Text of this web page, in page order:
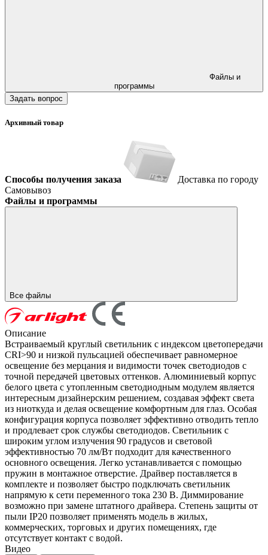
программы
Задать вопрос
Архивный товар
Способы получения заказа
Доставка по городу
Самовывоз
Файлы и программы
Все файлы
Описание
Встраиваемый круглый светильник с индексом цветопередачи
CRI>90 и низкой пульсацией обеспечивает равномерное
освещение без мерцания и видимости точек светодиодов с
точной передачей цветовых оттенков. Алюминиевый корпус
белого цвета с утопленным светодиодным модулем является
интересным дизайнерским решением, создавая эффект света
из ниоткуда и делая освещение комфортным для глаз. Особая
конфигурация корпуса позволяет эффективно отводить тепло
и продлевает срок службы светодиодов. Светильник с
широким углом излучения 90 градусов и световой
эффективностью 70 лм/Вт подходит для качественного
основного освещения. Легко устанавливается с помощью
пружин в монтажное отверстие. Драйвер поставляется в
комплекте и позволяет быстро подключать светильник
напрямую к сети переменного тока 230 В. Диммирование
возможно при замене штатного драйвера. Степень защиты от
пыли IP20 позволяет применять модель в жилых,
коммерческих, торговых и других помещениях, где
отсутствует контакт с водой.
Видео